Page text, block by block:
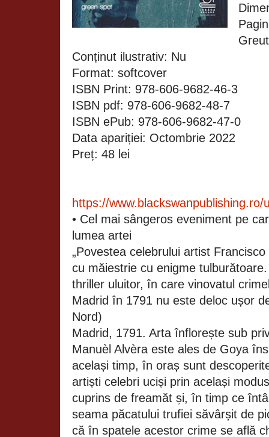
Conținut ilustrativ: Nu
Format: softcover
ISBN Print: 978-606-9682-46-3
ISBN pdf: 978-606-9682-48-7
ISBN ePub: 978-606-9682-47-0
Data apariției: Octombrie
Preț: 48 lei
https://www.blackswanpublishing.ro/
• Cel mai sângeros eveniment pe
lumea artei
„Povestea celebrului artist
cu măiestrie cu enigme
thriller uluitor, în care vinovatul
Madrid în 1791 nu este deloc ușor
Nord)
Madrid, 1791. Arta înflorește sub
Manuèl Alvèra este ales de Goya
același timp, în oraș sunt
artiști celebri uciși prin același
cuprins de freamăt și, în timp ce
seama păcatului trufiei săvârșit de
că în spatele acestor crime se află